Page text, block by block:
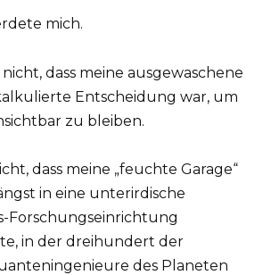
mich.
dass meine ausgewaschene
Entscheidung war, um
zu bleiben.
dass meine „feuchte Garage“
in eine unterirdische
Forschungseinrichtung
in der dreihundert der
des Planeten